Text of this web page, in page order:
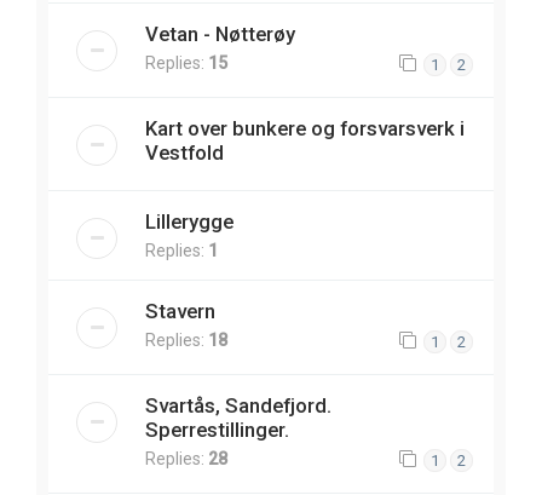
Vetan - Nøtterøy
Replies: 15 1 2
Kart over bunkere og forsvarsverk i
Vestfold
Lillerygge
Replies: 1
Stavern
Replies: 18 1 2
Svartås, Sandefjord.
Sperrestillinger.
Replies: 28 1 2